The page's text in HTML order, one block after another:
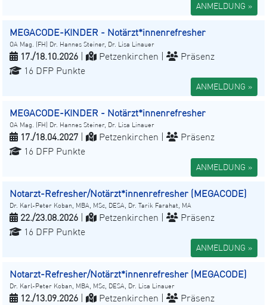
ANMELDUNG »
MEGACODE-KINDER - Notärzt*innenrefresher
OA Mag. (FH) Dr. Hannes Steiner, Dr. Lisa Linauer
17./18.10.2026 Petzenkirchen |
Präsenz
16 DFP Punkte
ANMELDUNG »
MEGACODE-KINDER - Notärzt*innenrefresher
OA Mag. (FH) Dr. Hannes Steiner, Dr. Lisa Linauer
17./18.04.2027 Petzenkirchen |
Präsenz
16 DFP Punkte
ANMELDUNG »
Notarzt-Refresher/Notärzt*innenrefresher (MEGACODE)
Dr. Karl-Peter Koban, MBA, MSc, DESA, Dr. Tarik Farahat, MA
22./23.08.2026 Petzenkirchen |
Präsenz
16 DFP Punkte
ANMELDUNG »
Notarzt-Refresher/Notärzt*innenrefresher (MEGACODE)
Dr. Karl-Peter Koban, MBA, MSc, DESA, Dr. Lisa Linauer
12./13.09.2026 Petzenkirchen |
Präsenz